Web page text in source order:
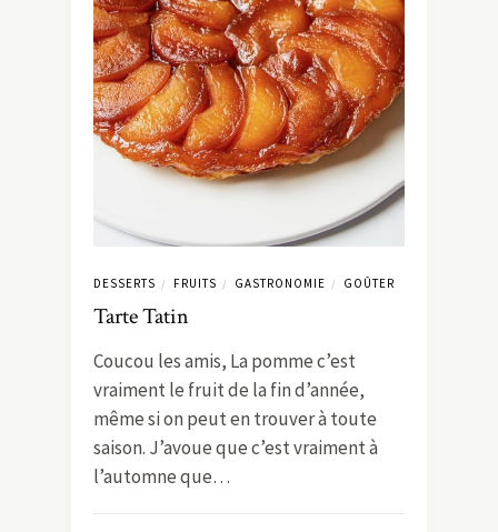
DESSERTS / FRUITS / GASTRONOMIE / GOÛTER
Tarte Tatin
Coucou les amis, La pomme c’est
vraiment le fruit de la fin d’année,
même si on peut en trouver à toute
saison. J’avoue que c’est vraiment à
l’automne que…